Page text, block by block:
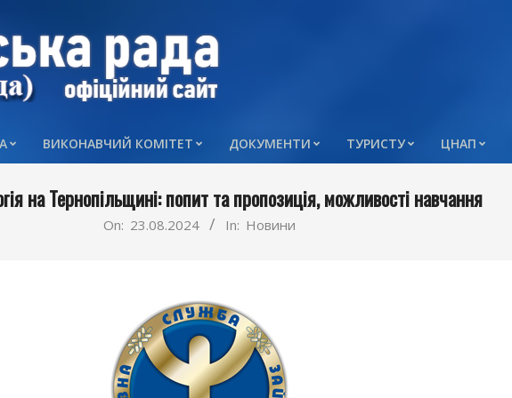
Primary
Menu
ВИКОНАВЧИЙ КОМІТЕТ ДОКУМЕНТИ ТУРИСТУ ЦНАП
на Тернопільщині: попит та пропозиція, можливості навчання
On: 23.08.2024 In: Новини